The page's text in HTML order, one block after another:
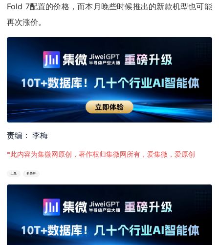
Fold 7配置的价格，而本月晚些时候推出的新款机型也可能
再次涨价。
责编： 李梅
*此内容为集微网原创，著作权归集微网所有，爱集微，爱原创
三星 折叠屏